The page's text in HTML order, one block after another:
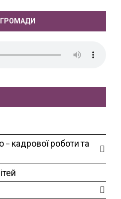
ГРОМАДИ
– кадрової роботи та